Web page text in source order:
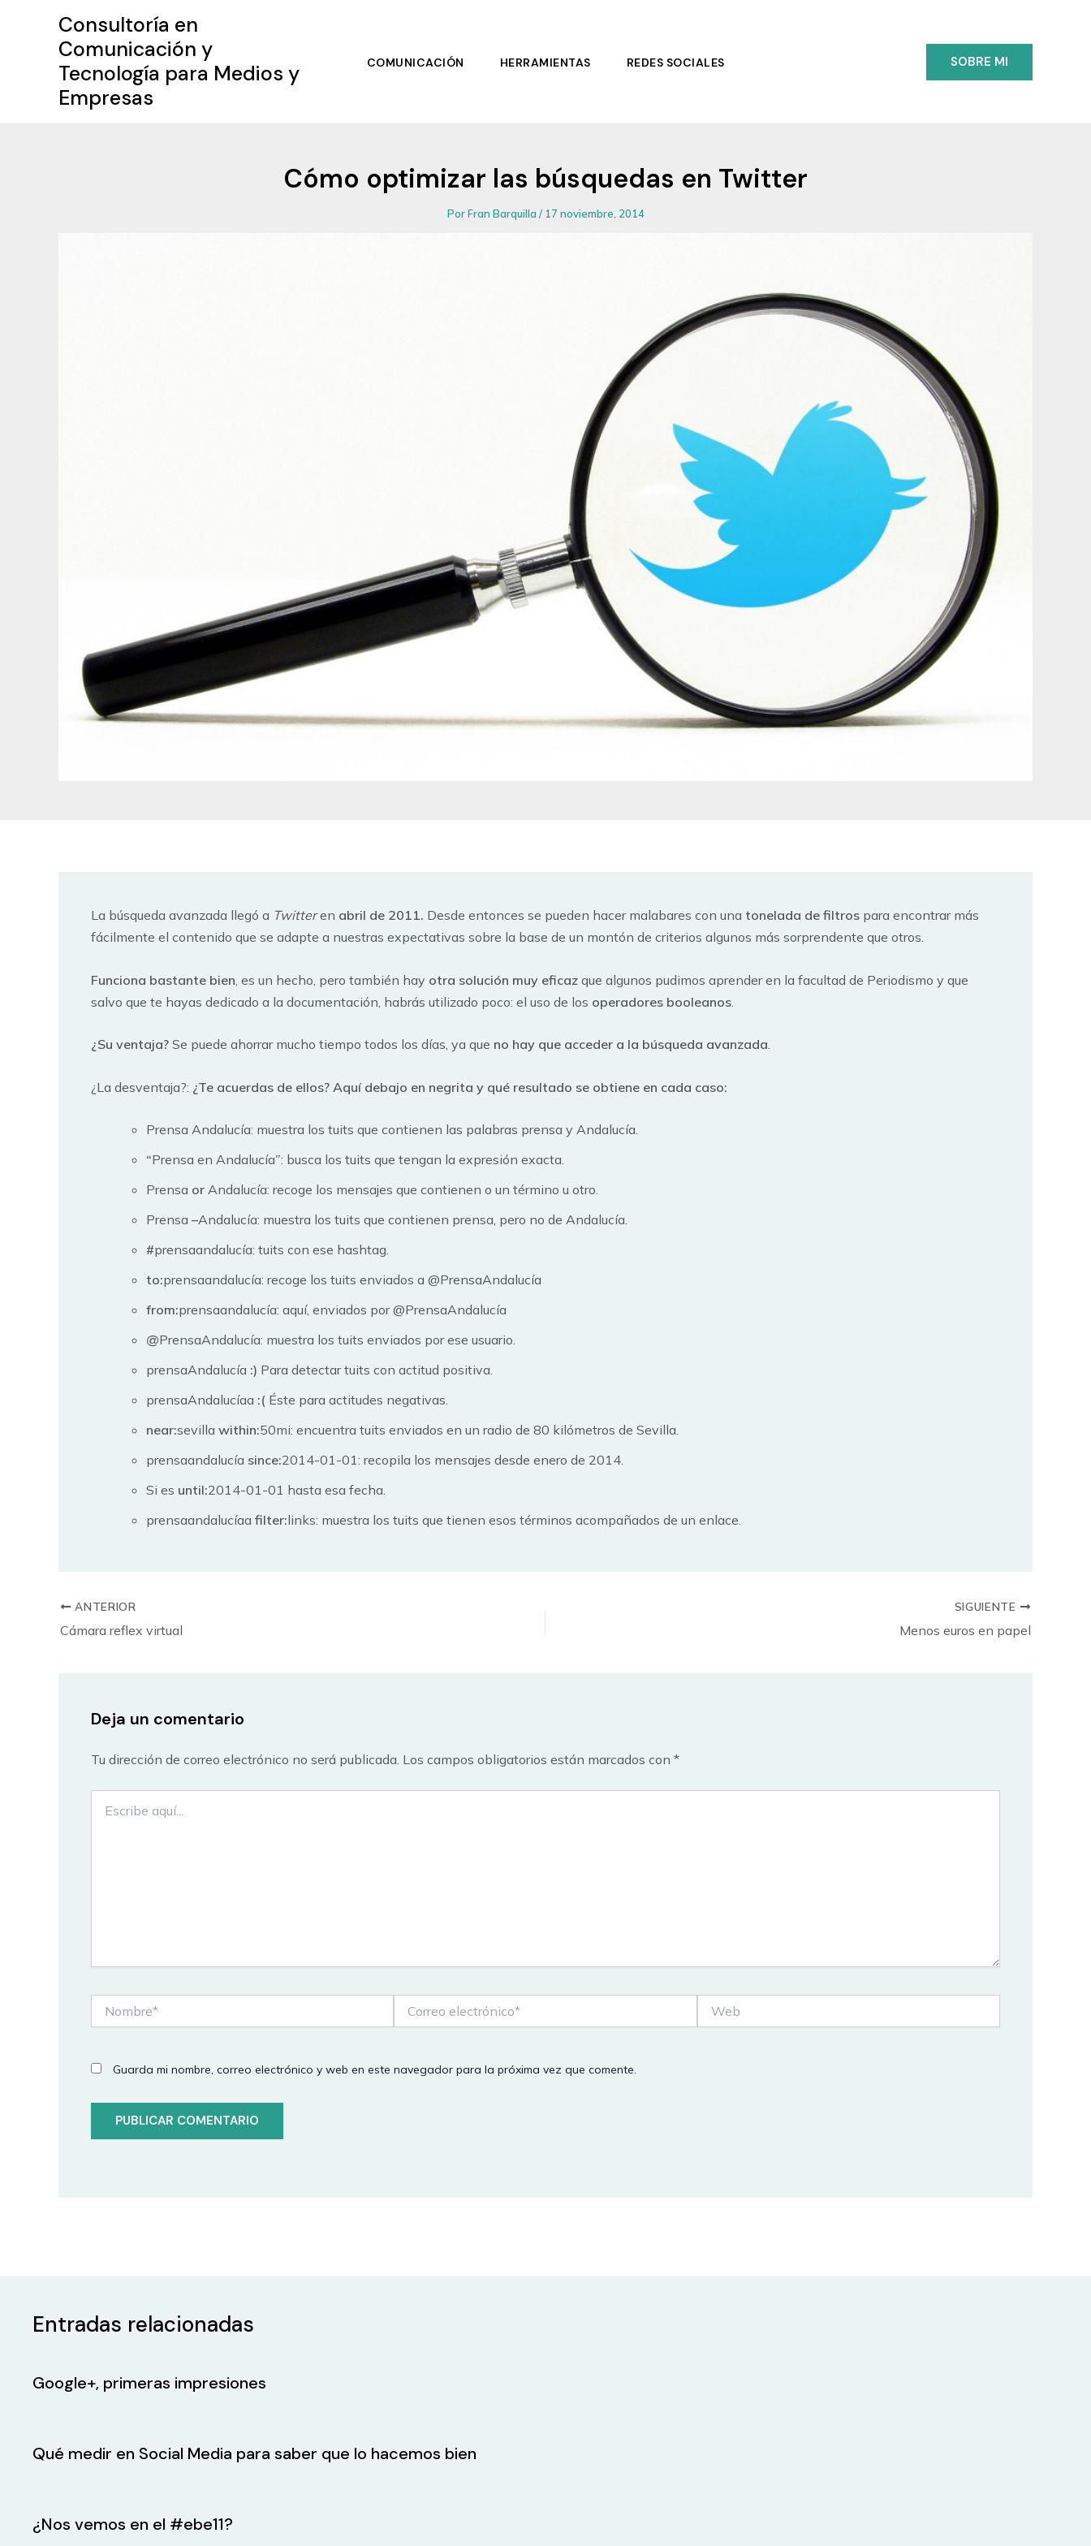
Consultoría en
Comunicación y
Tecnología para Medios y
Empresas
COMUNICACIÓN HERRAMIENTAS REDES SOCIALES SOBRE MI
Cómo optimizar las búsquedas en Twitter
PorFran Barquilla/ 17 noviembre, 2014
La búsqueda avanzada llegó a Twitteren abril de 2011. Desde entonces se pueden hacer malabares con una tonelada de filtros para encontrar más
fácilmente el contenido que se adapte a nuestras expectativas sobre la base de un montón de criterios algunos más sorprendente que otros.
Funciona bastante bien , es un hecho, pero también hay otra solución muy eficaz que algunos pudimos aprender en la facultad de Periodismo y que
salvo que te hayas dedicado a la documentación, habrás utilizado poco: el uso de los operadores booleanos
¿Su ventaja? Se puede ahorrar mucho tiempo todos los días, ya que no hay que acceder a la búsqueda avanzada.
¿La desventaja?: ¿Te acuerdas de ellos? Aquí debajo en negrita y qué resultado se obtiene en cada caso:
Prensa Andalucía: muestra los tuits que contienen las palabras prensa y Andalucía.
“Prensa en Andalucía”: busca los tuits que tengan la expresión exacta.
Prensa or Andalucía: recoge los mensajes que contienen o un término u otro.
Prensa –Andalucía: muestra los tuits que contienen prensa, pero no de Andalucía.
#prensaandalucía: tuits con ese hashtag.
to:prensaandalucía: recoge los tuits enviados a @PrensaAndalucía
from:prensaandalucía: aquí, enviados por @PrensaAndalucía
@PrensaAndalucía: muestra los tuits enviados por ese usuario.
prensaAndalucía :) Para detectar tuits con actitud positiva.
prensaAndalucíaa :( Éste para actitudes negativas.
near:sevilla within:50mi: encuentra tuits enviados en un radio de 80 kilómetros de Sevilla.
prensaandalucía since:2014-01-01: recopila los mensajes desde enero de 2014.
Si es until:2014-01-01 hasta esa fecha.
prensaandalucíaa filter:links: muestra los tuits que tienen esos términos acompañados de un enlace.
ANTERIOR
Cámara reflex virtual
SIGUIENTE
Menos euros en papel
Deja un comentario
Tu dirección de correo electrónico no será publicada. Los campos obligatorios están marcados con *
aquí...
electrónico*
Guarda mi nombre, correo electrónico y web en este navegador para la próxima vez que comente.
Entradas relacionadas
Google+, primeras impresiones
Qué medir en Social Media para saber que lo hacemos bien
¿Nos vemos en el #ebe11?